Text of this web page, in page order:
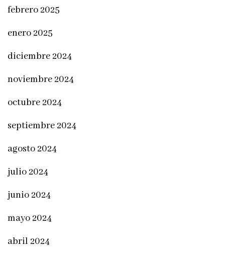
febrero 2025
enero 2025
diciembre 2024
noviembre 2024
octubre 2024
septiembre 2024
agosto 2024
julio 2024
junio 2024
mayo 2024
abril 2024